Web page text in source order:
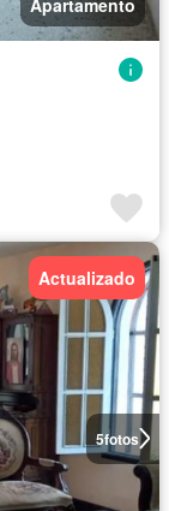
5fotos
Actualizado